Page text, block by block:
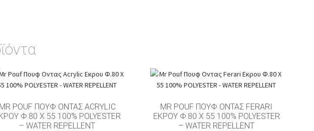
MR POUF ΠΟΥΦ ΟΝΤΑΣ ACRYLIC
Φ.80 Χ 55 100% POLYESTER
– WATER REPELLENT
MR POUF ΠΟΥΦ ΟΝΤΑΣ FERARI
ΕΚΡΟΥ Φ.80 Χ 55 100% POLYESTER
– WATER REPELLENT